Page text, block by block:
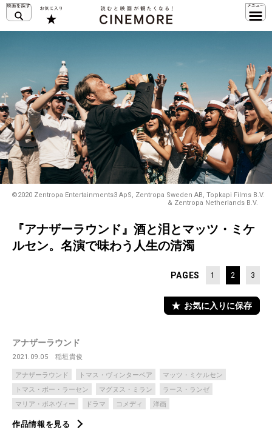
©2020 Zentropa Entertainments3 ApS, Zentropa Sweden AB, Topkapi Films B.V.
& Zentropa Netherlands B.V.
『アナザーラウンド』酒と泪とマッツ・ミケ
ルセン。名演で味わう人生の清濁
PAGES 1 2 3
お気に入りに保存
アナザーラウンド
2021.09.05 稲垣貴俊
アナザーラウンド トマス・ヴィンターベア
マッツ・ミケルセン
トマス・ボー・ラーセン
マグヌス・ミラン
ラース・ランゼ
マリア・ボネヴィー
ドラマ コメディ 洋画
作品情報を見る